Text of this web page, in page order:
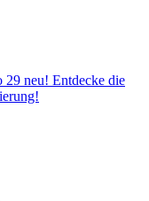
29 neu! Entdecke die